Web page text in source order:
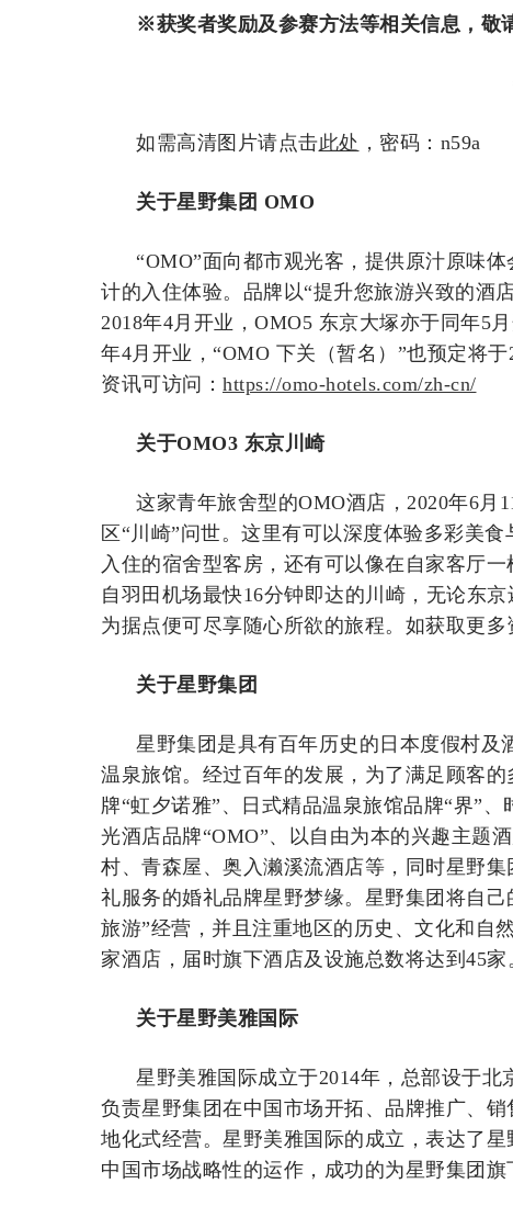
※获奖者奖励及参赛方法等相关信息，敬
如需高清图片请点击此处 ，密码：n59a
关于星野集团 OMO
“OMO”面向都市观光客，提供原汁原味
计的入住体验。品牌以“提升您旅游兴致的酒
2018年4月开业，OMO5 东京大塚亦于同年5
年4月开业，“OMO 下关（暂名）”也预定将
资讯可访问： https://omo-hotels.com/zh-cn/
关于OMO3 东京川崎
这家青年旅舍型的OMO酒店，2020年6
区“川崎”问世。这里有可以深度体验多彩美
入住的宿舍型客房，还有可以像在自家客厅
自羽田机场最快16分钟即达的川崎，无论东
为据点便可尽享随心所欲的旅程。如获取更多
关于星野集团
星野集团是具有百年历史的日本度假村及
温泉旅馆。经过百年的发展，为了满足顾客
牌“虹夕诺雅”、日式精品温泉旅馆品牌“界”
光酒店品牌“OMO”、以自由为本的兴趣主题
村、青森屋、奥入濑溪流酒店等，同时星野
礼服务的婚礼品牌星野梦缘。星野集团将自
旅游”经营，并且注重地区的历史、文化和自
家酒店，届时旗下酒店及设施总数将达到45家
关于星野美雅国际
星野美雅国际成立于2014年，总部设于
负责星野集团在中国市场开拓、品牌推广、
地化式经营。星野美雅国际的成立，表达了
中国市场战略性的运作，成功的为星野集团旗